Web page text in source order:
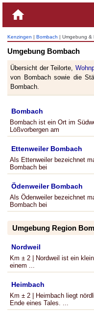
Kenzingen | Bombach | Umgebung &
Umgebung Bombach
Übersicht der Teilorte,
von Bombach sowie die
Bombach.
Bombach
Bombach ist ein Ort im
Lößvorbergen am
Ettenweiler Bombach
Als Ettenweiler bezeichnet
Bombach bei
Ödenweiler Bombach
Als Ödenweiler bezeichnet
Bombach bei
Umgebung Region
Nordweil
Km ± 2 | Nordweil ist ein
einem ...
Heimbach
Km ± 2 | Heimbach liegt
Ende eines Tales. ...